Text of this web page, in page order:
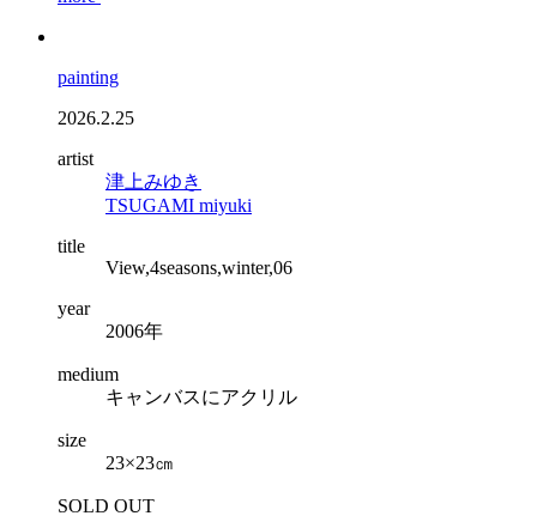
painting
2026.2.25
artist
津上みゆき
TSUGAMI miyuki
title
View,4seasons,winter,06
year
2006年
medium
キャンバスにアクリル
size
23×23㎝
SOLD OUT